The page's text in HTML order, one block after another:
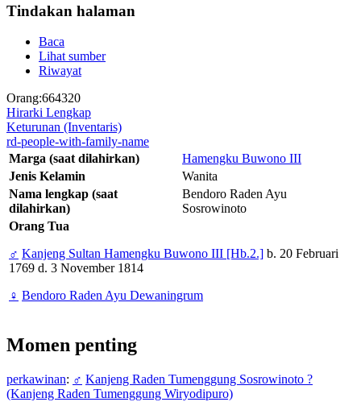
Tindakan halaman
Baca
Lihat sumber
Riwayat
Orang:664320
Hirarki Lengkap
Keturunan (Inventaris)
rd-people-with-family-name
Marga (saat dilahirkan)
Hamengku Buwono III
Jenis Kelamin
Wanita
Nama lengkap (saat
dilahirkan)
Bendoro Raden Ayu
Sosrowinoto
Orang Tua
♂ Kanjeng Sultan Hamengku Buwono III [Hb.2.] b. 20 Februari
1769 d. 3 November 1814
♀ Bendoro Raden Ayu Dewaningrum
Momen penting
perkawinan: ♂ Kanjeng Raden Tumenggung Sosrowinoto ?
(Kanjeng Raden Tumenggung Wiryodipuro)